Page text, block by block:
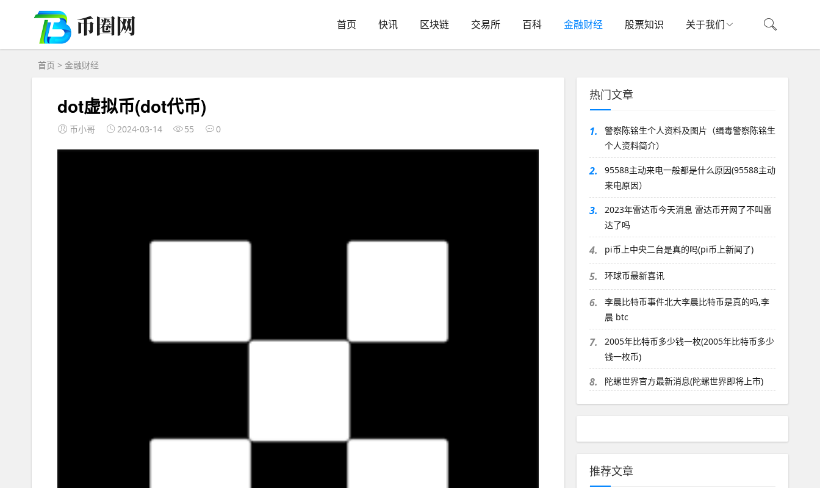
首页 快讯 区块链 交易所 百科 金融财经 股票知识 关于我们
首页 > 金融财经
dot虚拟币(dot代币)
币小哥 2024-03-14 55 0
热门文章
1.
警察陈铭生个人资料及图片（缉毒警察陈铭生
个人资料简介）
2.
95588主动来电一般都是什么原因(95588主动
来电原因）
3.
2023年雷达币今天消息 雷达币开网了不叫雷
达了吗
4. pi币上中央二台是真的吗(pi币上新闻了)
5. 环球币最新喜讯
6.
李晨比特币事件北大李晨比特币是真的吗,李
晨 btc
7.
2005年比特币多少钱一枚(2005年比特币多少
钱一枚币)
8. 陀螺世界官方最新消息(陀螺世界即将上市)
推荐文章